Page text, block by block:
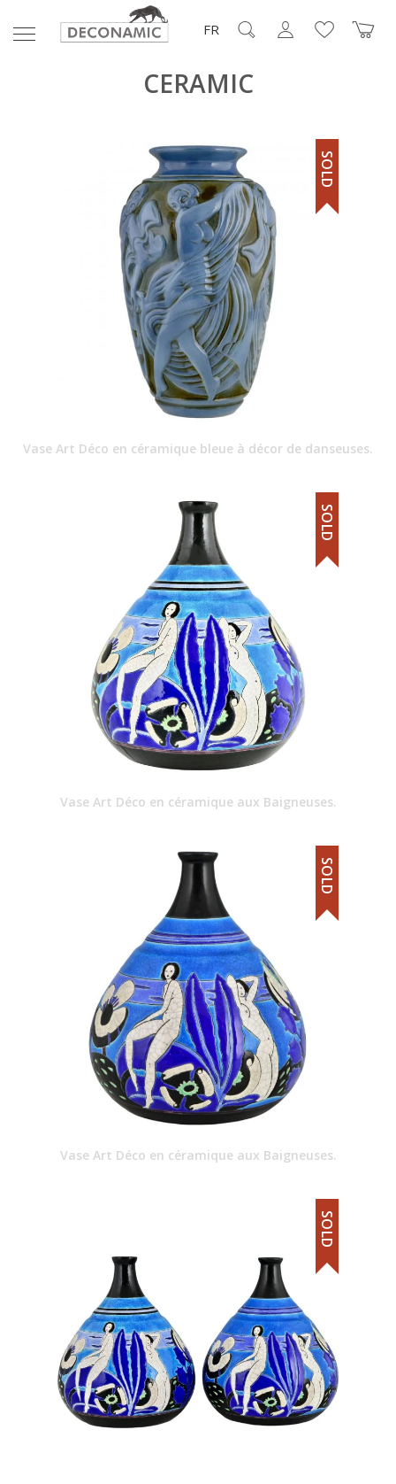
FR
CERAMIC
Vase Art Déco en céramique bleue à décor de danseuses.
SOLD
Vase Art Déco en céramique aux Baigneuses.
SOLD
Vase Art Déco en céramique aux Baigneuses.
SOLD
SOLD